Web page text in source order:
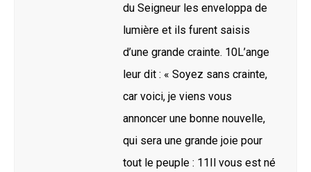
du Seigneur les enveloppa de
lumière et ils furent saisis
d’une grande crainte. 10L’ange
leur dit : « Soyez sans crainte,
car voici, je viens vous
annoncer une bonne nouvelle,
qui sera une grande joie pour
tout le peuple : 11Il vous est né